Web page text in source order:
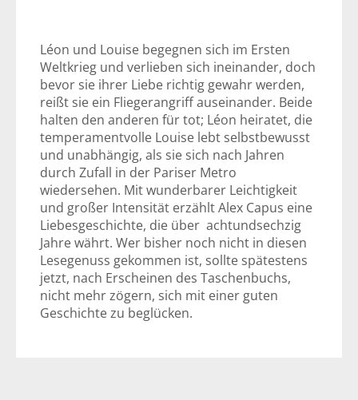
Léon und Louise begegnen sich im Ersten
Weltkrieg und verlieben sich ineinander, doch
bevor sie ihrer Liebe richtig gewahr werden,
reißt sie ein Fliegerangriff auseinander. Beide
halten den anderen für tot; Léon heiratet, die
temperamentvolle Louise lebt selbstbewusst
und unabhängig, als sie sich nach Jahren
durch Zufall in der Pariser Metro
wiedersehen. Mit wunderbarer Leichtigkeit
und großer Intensität erzählt Alex Capus eine
Liebesgeschichte, die über achtundsechzig
Jahre währt. Wer bisher noch nicht in diesen
Lesegenuss gekommen ist, sollte spätestens
jetzt, nach Erscheinen des Taschenbuchs,
nicht mehr zögern, sich mit einer guten
Geschichte zu beglücken.